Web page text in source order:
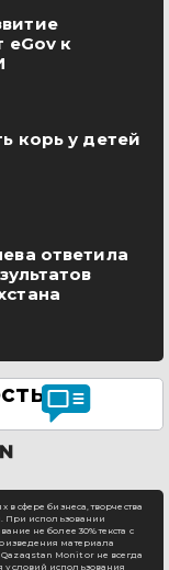
eGov к
корь у детей
ответила
сфере бизнеса, творчества
При использовании
не более 30% текста с
материала
Monitor не всегда
условий использования